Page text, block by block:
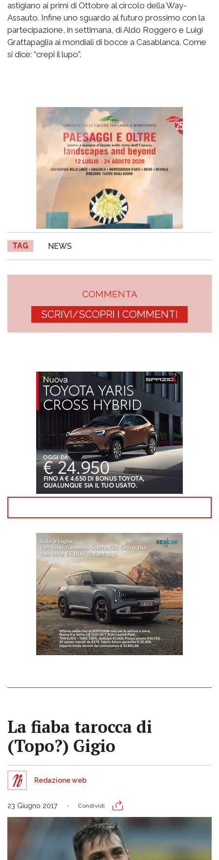
astigiano ai primi di Ottobre al circolo della Way-
Assauto. Infine uno sguardo al futuro prossimo con la
partecipazione, in settimana, di Aldo Roggero e Luigi
Grattapaglia ai mondiali di bocce a Casablanca. Come
si dice: “crepi il lupo”.
TAG NEWS
COMMENTA
SCRIVI/SCOPRI I COMMENTI
La fiaba tarocca di
(Topo?) Gigio
Redazione web
23 Giugno 2017 Condividi